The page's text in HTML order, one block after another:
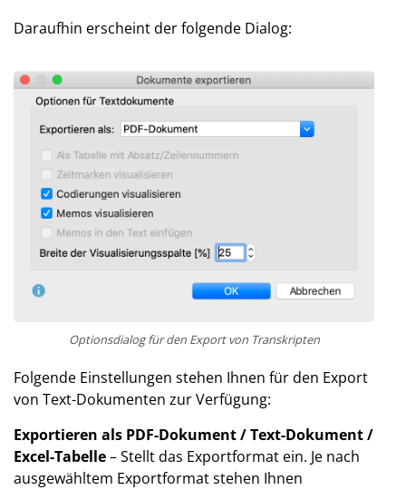
Daraufhin erscheint der folgende Dialog:
Optionsdialog für den Export von Transkripten
Folgende Einstellungen stehen Ihnen für den Export
von Text-Dokumenten zur Verfügung:
Exportieren als PDF-Dokument / Text-Dokument /
Excel-Tabelle– Stellt das Exportformat ein. Je nach
ausgewähltem Exportformat stehen Ihnen